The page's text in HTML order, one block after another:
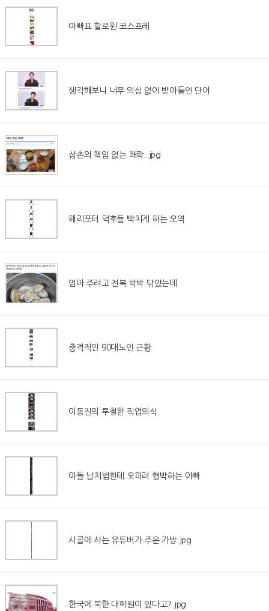
아빠표 할로윈 코스프레
생각해보니 너무 의심 없이 받아들인 단어
삼촌의 책임 없는 쾌락..jpg
해리포터 덕후들 빡치게 하는 오역
엄마 주려고 전복 박박 닦았는데
충격적인 90대노인 근황
이동진의 투철한 직업의식
아들 납치범한테 오히려 협박하는 아빠
시골에 사는 유튜버가 주운 가방.jpg
한국에 북한 대학원이 있다고?.jpg